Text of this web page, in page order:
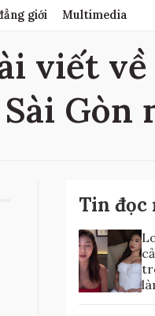
giới Multimedia
viết
Gòn
Tin đọc